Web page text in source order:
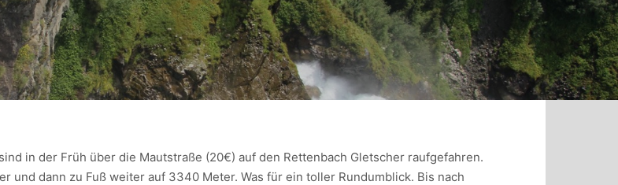
in der Früh über die Mautstraße (20€) auf den Rettenbach Gletscher raufgefahren.
und dann zu Fuß weiter auf 3340 Meter. Was für ein toller Rundumblick. Bis nach